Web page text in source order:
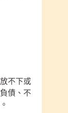
不下或
債、不